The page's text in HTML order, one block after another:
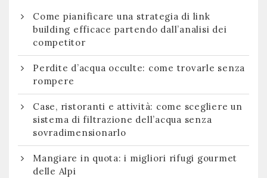
Come pianificare una strategia di link
building efficace partendo dall’analisi dei
competitor
Perdite d’acqua occulte: come trovarle senza
rompere
Case, ristoranti e attività: come scegliere un
sistema di filtrazione dell’acqua senza
sovradimensionarlo
Mangiare in quota: i migliori rifugi gourmet
delle Alpi